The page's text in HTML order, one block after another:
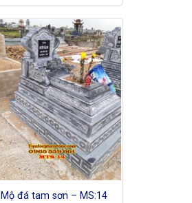
Mộ đá tam sơn – MS:14